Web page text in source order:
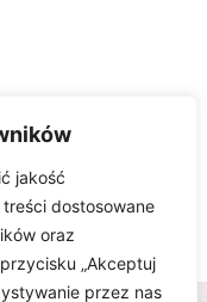
jakość
dostosowane
oraz
„Akceptuj
przez nas